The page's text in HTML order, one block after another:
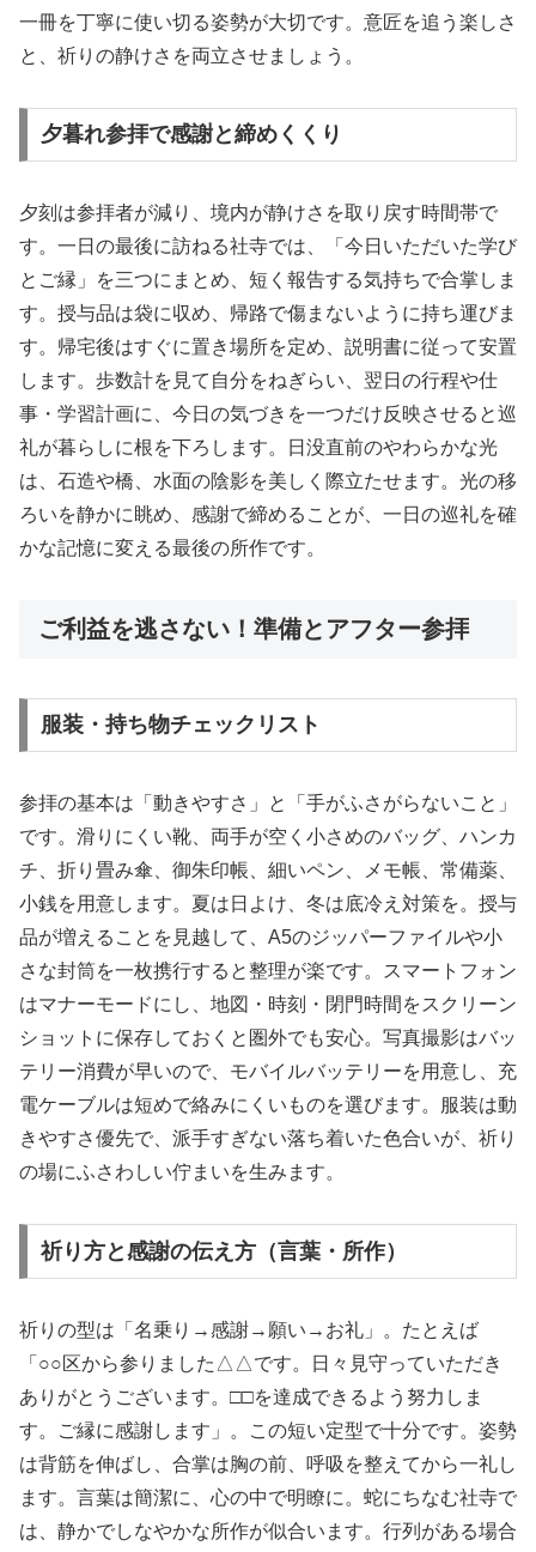
一冊を丁寧に使い切る姿勢が大切です。意匠を追う楽しさ
と、祈りの静けさを両立させましょう。
夕暮れ参拝で感謝と締めくくり
夕刻は参拝者が減り、境内が静けさを取り戻す時間帯で
す。一日の最後に訪ねる社寺では、「今日いただいた学び
とご縁」を三つにまとめ、短く報告する気持ちで合掌しま
す。授与品は袋に収め、帰路で傷まないように持ち運びま
す。帰宅後はすぐに置き場所を定め、説明書に従って安置
します。歩数計を見て自分をねぎらい、翌日の行程や仕
事・学習計画に、今日の気づきを一つだけ反映させると巡
礼が暮らしに根を下ろします。日没直前のやわらかな光
は、石造や橋、水面の陰影を美しく際立たせます。光の移
ろいを静かに眺め、感謝で締めることが、一日の巡礼を確
かな記憶に変える最後の所作です。
ご利益を逃さない！準備とアフター参拝
服装・持ち物チェックリスト
参拝の基本は「動きやすさ」と「手がふさがらないこと」
です。滑りにくい靴、両手が空く小さめのバッグ、ハンカ
チ、折り畳み傘、御朱印帳、細いペン、メモ帳、常備薬、
小銭を用意します。夏は日よけ、冬は底冷え対策を。授与
品が増えることを見越して、A5のジッパーファイルや小
さな封筒を一枚携行すると整理が楽です。スマートフォン
はマナーモードにし、地図・時刻・閉門時間をスクリーン
ショットに保存しておくと圏外でも安心。写真撮影はバッ
テリー消費が早いので、モバイルバッテリーを用意し、充
電ケーブルは短めで絡みにくいものを選びます。服装は動
きやすさ優先で、派手すぎない落ち着いた色合いが、祈り
の場にふさわしい佇まいを生みます。
祈り方と感謝の伝え方（言葉・所作）
祈りの型は「名乗り→感謝→願い→お礼」。たとえば
「○○区から参りました△△です。日々見守っていただき
ありがとうございます。□□を達成できるよう努力しま
す。ご縁に感謝します」。この短い定型で十分です。姿勢
は背筋を伸ばし、合掌は胸の前、呼吸を整えてから一礼し
ます。言葉は簡潔に、心の中で明瞭に。蛇にちなむ社寺で
は、静かでしなやかな所作が似合います。行列がある場合